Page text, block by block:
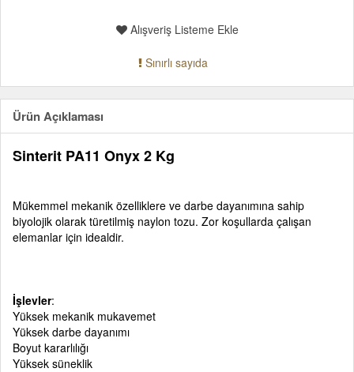
Alışveriş Listeme Ekle
Sınırlı sayıda
Ürün Açıklaması
Sinterit PA11 Onyx 2 Kg
Mükemmel mekanik özelliklere ve darbe dayanımına sahip
biyolojik olarak türetilmiş naylon tozu. Zor koşullarda çalışan
elemanlar için idealdir.
İşlevler:
Yüksek mekanik mukavemet
Yüksek darbe dayanımı
Boyut kararlılığı
Yüksek süneklik